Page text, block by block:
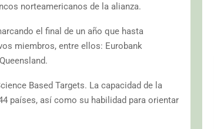
norteamericanos de la alianza.
el final de un año que hasta
miembros, entre ellos: Eurobank
Based Targets. La capacidad de la
países, así como su habilidad para orientar